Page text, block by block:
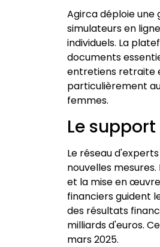
Agirca déploie une
simulateurs en
individuels. La
documents
entretiens retraite
particulièrement
femmes.
Le
Le réseau
nouvelles
et la mise en
financiers guident
des résultats
milliards d'euros.
mars 2025.